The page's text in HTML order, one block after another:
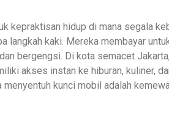
kepraktisan hidup di mana segala
langkah kaki. Mereka membayar
bergengsi. Di kota semacet
akses instan ke hiburan, kuliner,
menyentuh kunci mobil adalah